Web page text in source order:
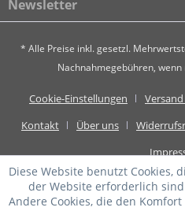
Newsletter
* Alle Preise inkl. gesetzl.
Nachnahmegebühren,
Cookie-Einstellungen
Kontakt
Über uns
Diese Website benutzt Cookies,
der Website erforderlich
Andere Cookies, die den